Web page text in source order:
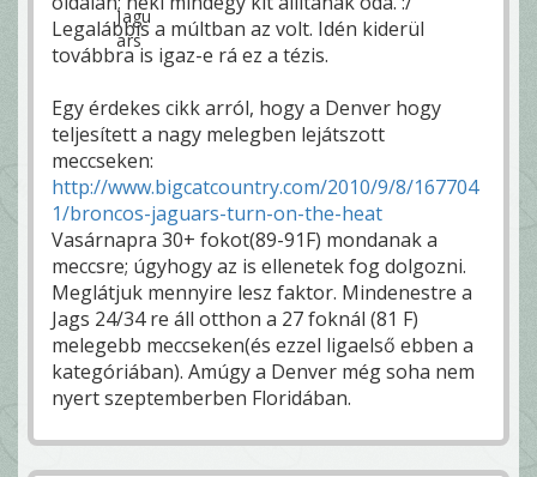
Legalábbis a múltban az volt. Idén kiderül
továbbra is igaz-e rá ez a tézis.
Egy érdekes cikk arról, hogy a Denver hogy
teljesített a nagy melegben lejátszott
meccseken:
http://www.bigcatcountry.com/2010/9/8/167704
1/broncos-jaguars-turn-on-the-heat
Vasárnapra 30+ fokot(89-91F) mondanak a
meccsre; úgyhogy az is ellenetek fog dolgozni.
Meglátjuk mennyire lesz faktor. Mindenestre a
Jags 24/34 re áll otthon a 27 foknál (81 F)
melegebb meccseken(és ezzel ligaelső ebben a
kategóriában). Amúgy a Denver még soha nem
nyert szeptemberben Floridában.